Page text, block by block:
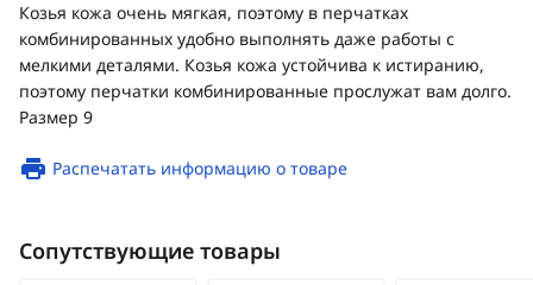
Козья кожа очень мягкая, поэтому в перчатках
комбинированных удобно выполнять даже работы с
мелкими деталями. Козья кожа устойчива к истиранию,
поэтому перчатки комбинированные прослужат вам долго.
Размер 9
Распечатать информацию о товаре
Сопутствующие товары